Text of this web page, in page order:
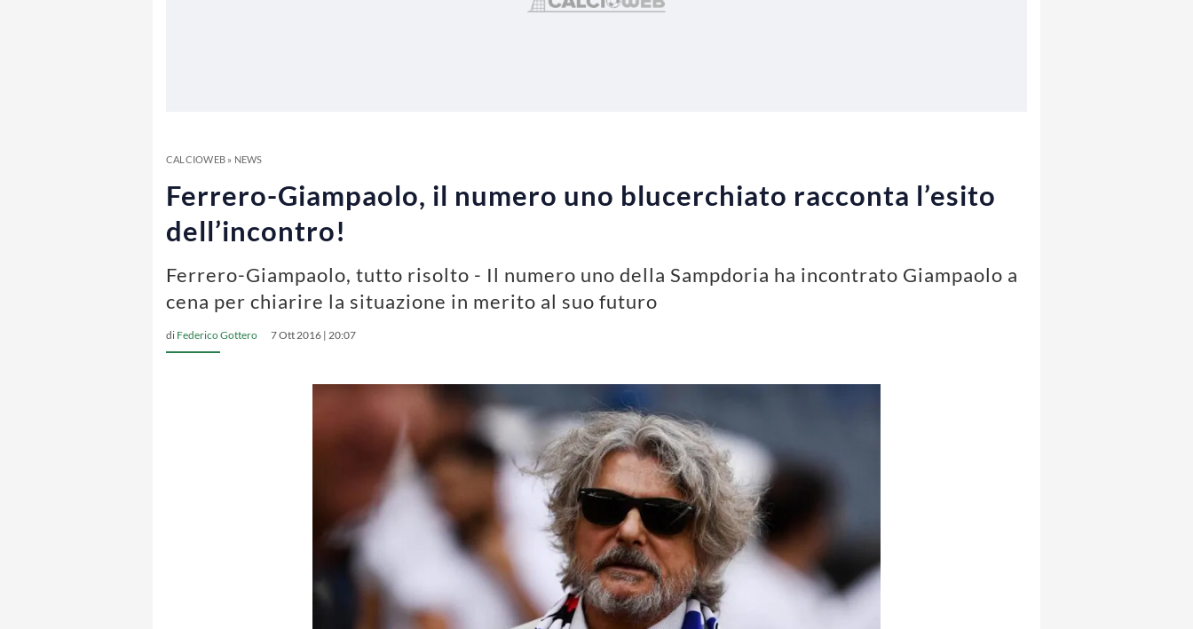
CALCIOWEB» NEWS
Ferrero-Giampaolo, il numero uno blucerchiato racconta l’esito
dell’incontro!
Ferrero-Giampaolo, tutto risolto - Il numero uno della Sampdoria ha incontrato Giampaolo a
cena per chiarire la situazione in merito al suo futuro
di Federico Gottero 7 Ott 2016 | 20:07